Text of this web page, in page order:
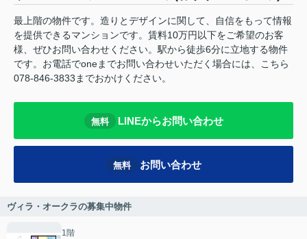
最上階の物件です。造りとデザインに関して、自信をもって情報
を提供できるマンションです。賃料10万円以下をご希望のお客
様、ぜひお問い合わせください。駅から徒歩6分に立地する物件
です。お電話でoneまでお問い合わせいただく場合には、こちら
078-846-3833までおかけください。
無料 LINEからお問い合わせ
無料 お問い合わせ
ヴィラ・オークラの募集中物件
1階